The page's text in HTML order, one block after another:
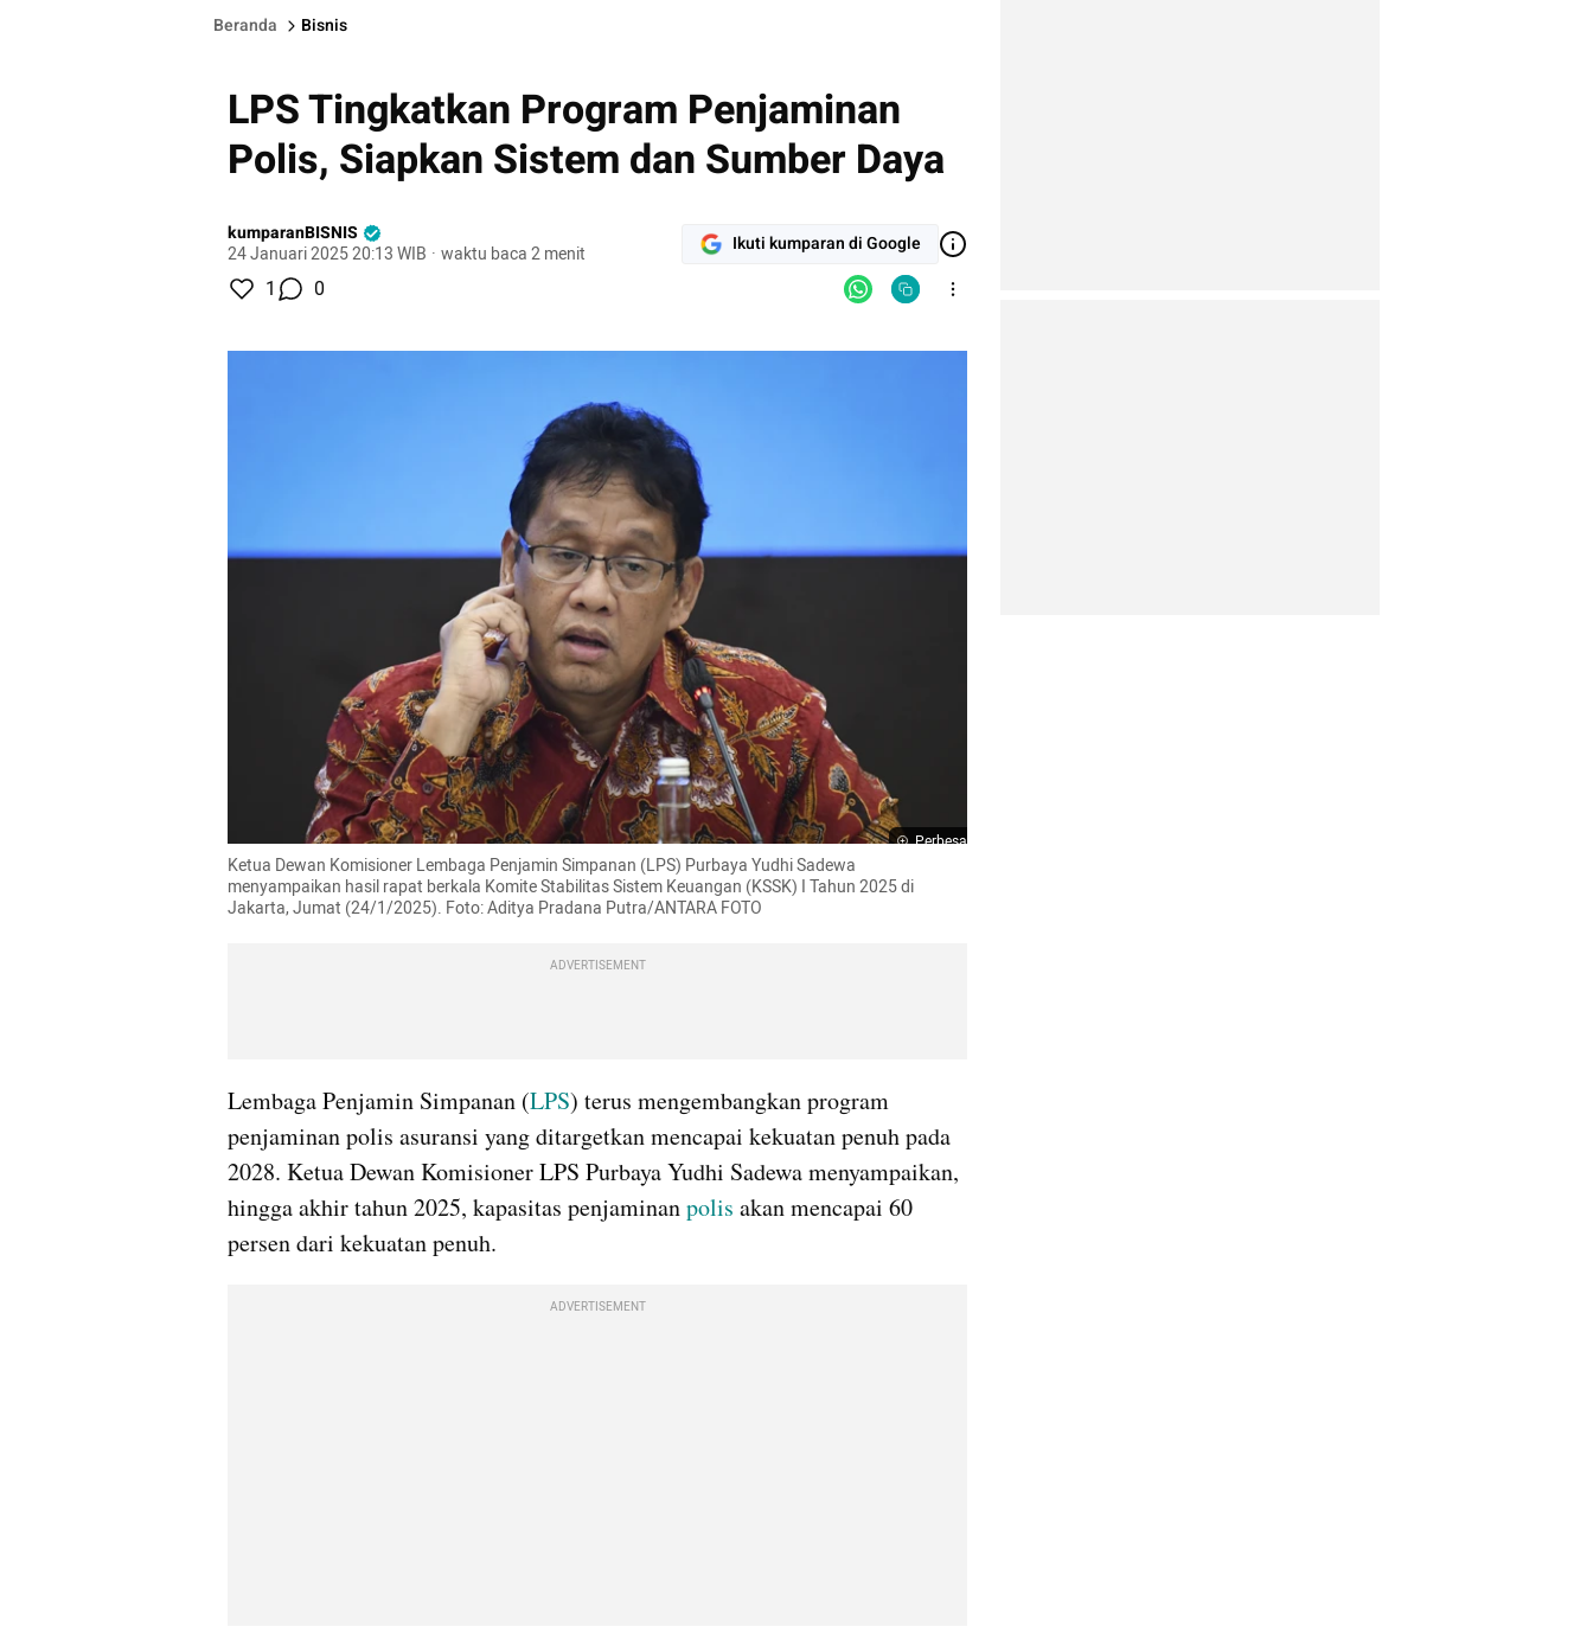
Beranda Bisnis
LPS Tingkatkan Program Penjaminan
Polis, Siapkan Sistem dan Sumber Daya
kumparanBISNIS
24 Januari 2025 20:13 WIB · waktu baca 2 menit Ikuti kumparan di Google
1 0
Perbesar
Ketua Dewan Komisioner Lembaga Penjamin Simpanan (LPS) Purbaya Yudhi Sadewa
menyampaikan hasil rapat berkala Komite Stabilitas Sistem Keuangan (KSSK) I Tahun 2025 di
Jakarta, Jumat (24/1/2025). Foto: Aditya Pradana Putra/ANTARA FOTO
ADVERTISEMENT
Lembaga Penjamin Simpanan (LPS) terus mengembangkan program
penjaminan polis asuransi yang ditargetkan mencapai kekuatan penuh pada
2028. Ketua Dewan Komisioner LPS Purbaya Yudhi Sadewa menyampaikan,
hingga akhir tahun 2025, kapasitas penjaminan polis akan mencapai 60
persen dari kekuatan penuh.
ADVERTISEMENT